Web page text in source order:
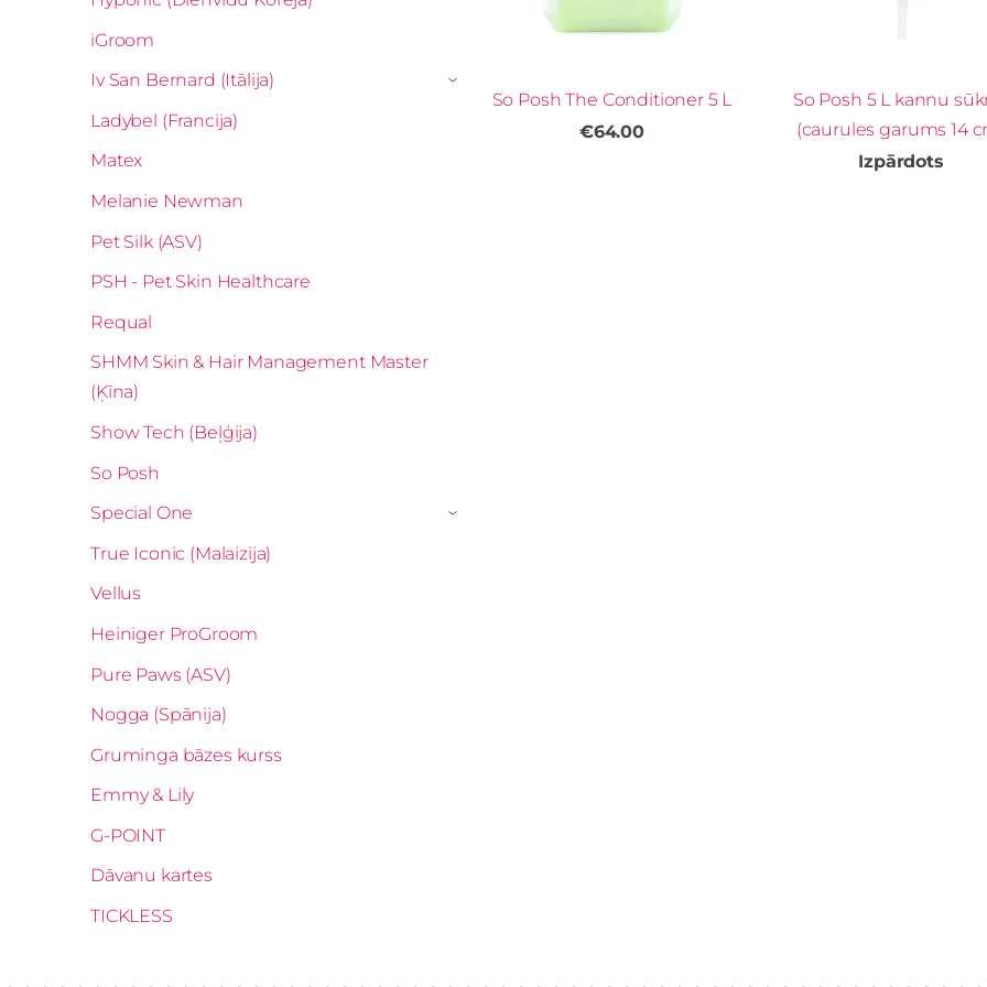
iGroom
Iv San Bernard (Itālija)
›
Ladybel (Francija)
Matex
Melanie Newman
Pet Silk (ASV)
PSH - Pet Skin Healthcare
Requal
SHMM Skin & Hair Management Master
(Ķīna)
Show Tech (Beļģija)
So Posh
Special One
›
True Iconic (Malaizija)
Vellus
Heiniger ProGroom
Pure Paws (ASV)
Nogga (Spānija)
Gruminga bāzes kurss
Emmy & Lily
G-POINT
Dāvanu kartes
TICKLESS
So Posh The Conditioner 5 L
€64.00
So Posh 5 L kannu
(caurules garums 14
Izpārdots